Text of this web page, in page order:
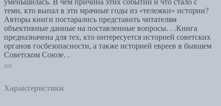
уменьшилась. В чем причина этих событий и что стало с
теми, кто выпал в эти мрачные годы из «тележки» истории?
Авторы книги постарались представить читателям
объективные данные на поставленные вопросы. . .Книга
предназначена для тех, кто интересуется историей советских
органов госбезопасности, а также историей евреев в бывшем
Советском Союзе. .
Характеристики